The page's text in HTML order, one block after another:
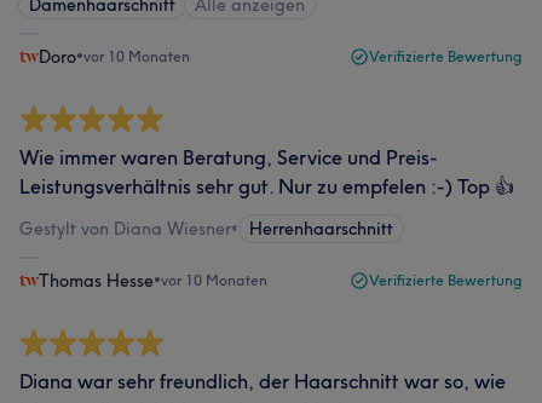
Damenhaarschnitt
Alle anzeigen
Doro•vor 10 Monaten Verifizierte Bewertung
Wie immer waren Beratung, Service und Preis-
Leistungsverhältnis sehr gut. Nur zu empfelen :-) Top 👍
Gestylt von Diana Wiesner• Herrenhaarschnitt
Thomas Hesse•vor 10 Monaten Verifizierte Bewertung
Diana war sehr freundlich, der Haarschnitt war so, wie